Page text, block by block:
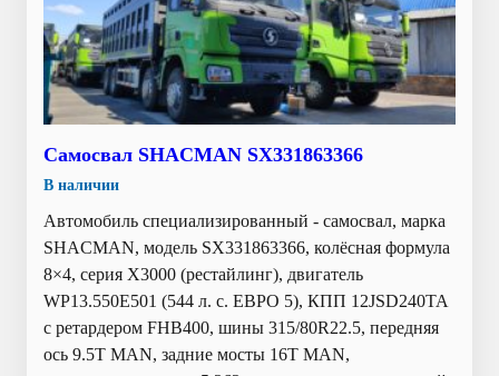
Самосвал SHACMAN SX331863366
В наличии
Автомобиль специализированный - самосвал, марка
SHACMAN, модель SX331863366, колёсная формула
8×4, серия X3000 (рестайлинг), двигатель
WP13.550E501 (544 л. с. ЕВРО 5), КПП 12JSD240TA
с ретардером FHB400, шины 315/80R22.5, передняя
ось 9.5T MAN, задние мосты 16T MAN,